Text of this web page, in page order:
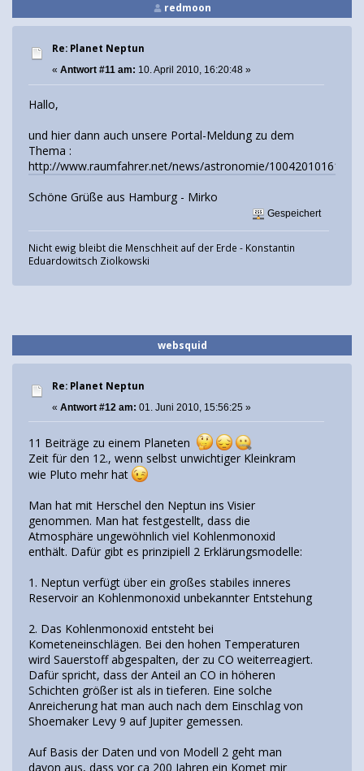
redmoon
Re: Planet Neptun
« Antwort #11 am: 10. April 2010, 16:20:48 »
Hallo,
und hier dann auch unsere Portal-Meldung zu dem
Thema :
http://www.raumfahrer.net/news/astronomie/
Schöne Grüße aus Hamburg - Mirko
Gespeichert
Nicht ewig bleibt die Menschheit auf der Erde - Konstantin
Eduardowitsch Ziolkowski
websquid
Re: Planet Neptun
« Antwort #12 am: 01. Juni 2010, 15:56:25 »
11 Beiträge zu einem Planeten
Zeit für den 12., wenn selbst unwichtiger Kleinkram
wie Pluto mehr hat
Man hat mit Herschel den Neptun ins Visier
genommen. Man hat festgestellt, dass die
Atmosphäre ungewöhnlich viel Kohlenmonoxid
enthält. Dafür gibt es prinzipiell 2 Erklärungsmodelle:
1. Neptun verfügt über ein großes stabiles inneres
Reservoir an Kohlenmonoxid unbekannter Entstehung
2. Das Kohlenmonoxid entsteht bei
Kometeneinschlägen. Bei den hohen Temperaturen
wird Sauerstoff abgespalten, der zu CO weiterreagiert.
Dafür spricht, dass der Anteil an CO in höheren
Schichten größer ist als in tieferen. Eine solche
Anreicherung hat man auch nach dem Einschlag von
Shoemaker Levy 9 auf Jupiter gemessen.
Auf Basis der Daten und von Modell 2 geht man
davon aus, dass vor ca 200 Jahren ein Komet mir